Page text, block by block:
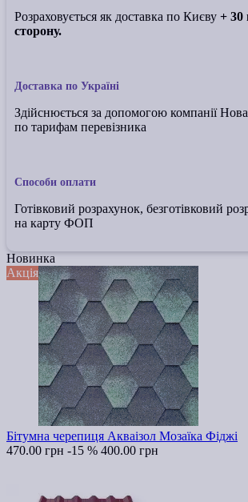
Розраховується як доставка по Києву + 30
сторону.
Доставка по Україні
Здійснюється за допомогою компанії
по тарифам перевізника
Способи оплати
Готівковий розрахунок, безготівковий
на карту ФОП
Новинка
Акція
Бітумна черепиця Акваізол Мозаїка Фіджі
470.00 грн -15 % 400.00 грн